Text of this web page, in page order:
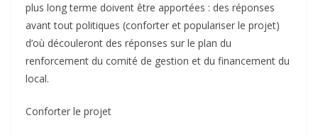
plus long terme doivent être apportées : des réponses
avant tout politiques (conforter et populariser le projet)
d’où découleront des réponses sur le plan du
renforcement du comité de gestion et du financement du
local.
Conforter le projet